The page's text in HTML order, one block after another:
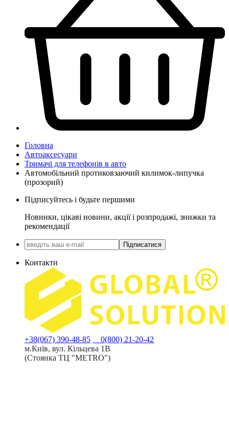
Головна
Автоаксесуари
Тримачі для телефонів в авто
Автомобільний протиковзаючий килимок-липучка
(прозорий)
Підписуйтесь і будьте першими
Новинки, цікаві новини, акції і розпродажі, знижки та
рекомендації
Підписатися
Контакти
+38(067) 390-48-85
0(800) 21-20-42
м.Київ, вул. Кільцева 1В
(Стоянка ТЦ "METRO")